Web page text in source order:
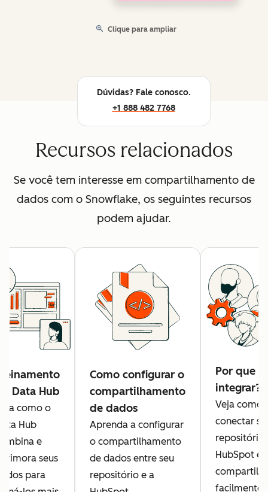
Clique para ampliar
Dúvidas? Fale conosco.
+1 888 482 7768
Recursos relacionados
Se você tem interesse em compartilhamento de
dados com o Snowflake, os seguintes recursos
podem ajudar.
Data Hub
como o
Hub
e
seus
para
Como configurar o
compartilhamento
de dados
Aprenda a configurar
o compartilhamento
de dados entre seu
repositório e a
Por que
integrar?
Veja como
conectar
repositório
HubSpot e
facilmente